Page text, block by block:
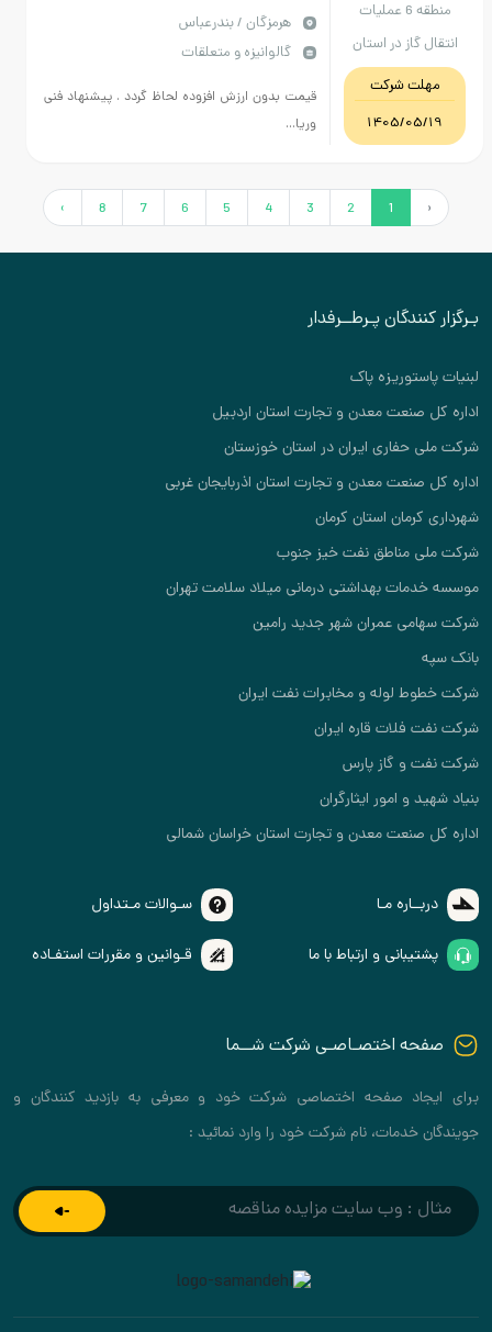
منطقه 6 عملیات
انتقال گاز در استان
هرمزگان
مهلت شرکت
1405/05/19
هرمزگان / بندرعباس
گالوانیزه و متعلقات
قیمت بدون ارزش افزوده لحاظ گردد . پیشنهاد فنی
وریا...
‹
1
2
3
4
5
6
7
8
›
بـرگزار کنندگان پـرطــرفدار
لبنیات پاستوریزه پاک
اداره کل صنعت معدن و تجارت استان اردبیل
شرکت ملی حفاری ایران در استان خوزستان
اداره کل صنعت معدن و تجارت استان اذربایجان غربی
شهرداری کرمان استان کرمان
شرکت ملی مناطق نفت خیز جنوب
موسسه خدمات بهداشتی درمانی میلاد سلامت تهران
شرکت سهامی عمران شهر جدید رامین
بانک سپه
شرکت خطوط لوله و مخابرات نفت ایران
شرکت نفت فلات قاره ایران
شرکت نفت و گاز پارس
بنیاد شهید و امور ایثارگران
اداره کل صنعت معدن و تجارت استان خراسان شمالی
دربــاره مـا سـوالات مـتداول
پشتیبانی و ارتباط با ما قـوانین و مقررات استفـاده
صفحه اختصـاصـی شرکت شــما
برای ایجاد صفحه اختصاصی شرکت خود و معرفی به بازدید کنندگان و
جویندگان خدمات، نام شرکت خود را وارد نمائید :